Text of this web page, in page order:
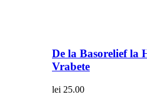
De la Basorelief la
Vrabete
lei 25.00